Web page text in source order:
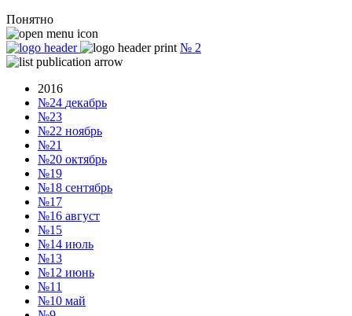
Понятно
№ 2
2016
№24 декабрь
№23
№22 ноябрь
№21
№20 октябрь
№19
№18 сентябрь
№17
№16 август
№15
№14 июль
№13
№12 июнь
№11
№10 май